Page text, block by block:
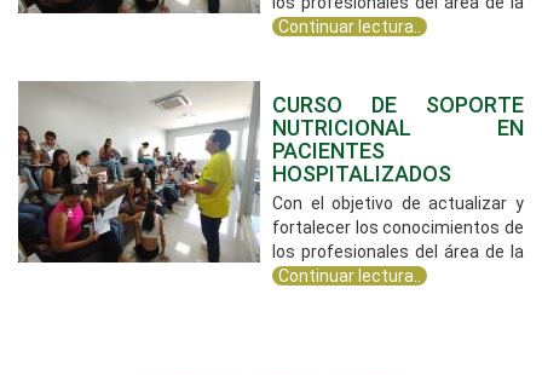
Continuar lectura..
CURSO DE SOPORTE
NUTRICIONAL EN
PACIENTES
HOSPITALIZADOS
Con el objetivo de actualizar y
fortalecer los conocimientos de
los profesionales del área de la
Continuar lectura..